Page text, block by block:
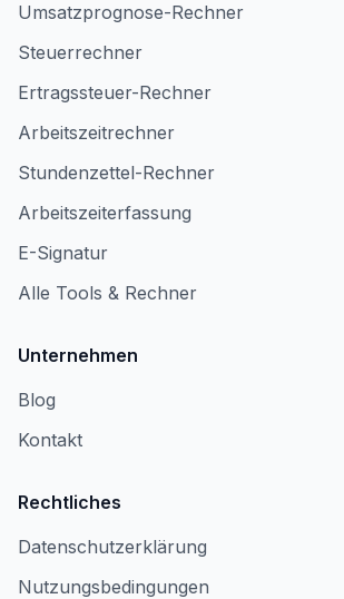
Umsatzprognose-Rechner
Steuerrechner
Ertragssteuer-Rechner
Arbeitszeitrechner
Stundenzettel-Rechner
Arbeitszeiterfassung
E-Signatur
Alle Tools & Rechner
Unternehmen
Blog
Kontakt
Rechtliches
Datenschutzerklärung
Nutzungsbedingungen